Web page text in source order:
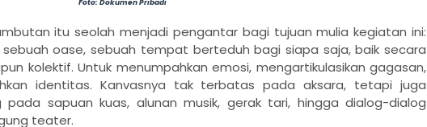
Foto: Dokumen Pribadi
itu seolah menjadi pengantar bagi tujuan mulia kegiatan ini:
oase, sebuah tempat berteduh bagi siapa saja, baik secara
kolektif. Untuk menumpahkan emosi, mengartikulasikan gagasan,
identitas. Kanvasnya tak terbatas pada aksara, tetapi juga
pada sapuan kuas, alunan musik, gerak tari, hingga dialog-dialog
teater.